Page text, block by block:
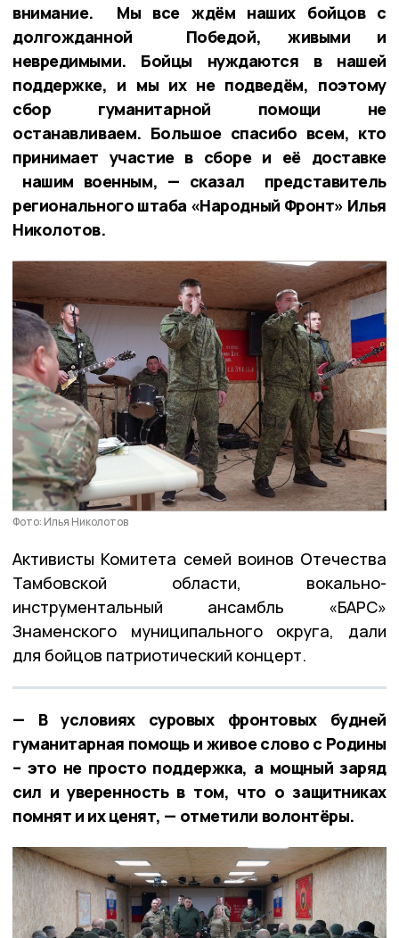
внимание. Мы все ждём наших бойцов с
долгожданной Победой, живыми и
невредимыми. Бойцы нуждаются в нашей
поддержке, и мы их не подведём, поэтому
сбор гуманитарной помощи не
останавливаем. Большое спасибо всем, кто
принимает участие в сборе и её доставке
нашим военным, — сказал представитель
регионального штаба «Народный Фронт» Илья
Николотов.
Фото: Илья Николотов
Активисты Комитета семей воинов Отечества
Тамбовской области, вокально-
инструментальный ансамбль «БАРС»
Знаменского муниципального округа, дали
для бойцов патриотический концерт.
— В условиях суровых фронтовых будней
гуманитарная помощь и живое слово с Родины
– это не просто поддержка, а мощный заряд
сил и уверенность в том, что о защитниках
помнят и их ценят, — отметили волонтёры.